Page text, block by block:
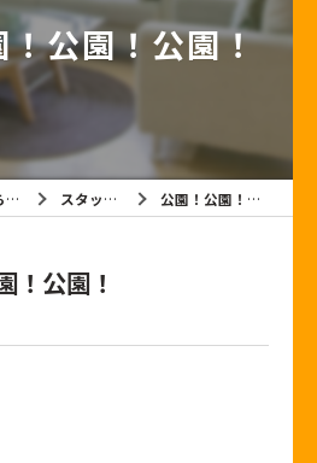
公園！公園！
高松市で注文住宅なら有限会社黒石建設 スタッフブログ 公園！公園！公園！公園！
！公園！